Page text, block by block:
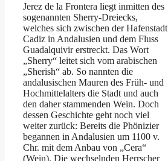
Jerez de la Frontera liegt inmitten des
sogenannten Sherry-Dreiecks,
welches sich zwischen der Hafenstadt
Cadiz in Andalusien und dem Fluss
Guadalquivir erstreckt. Das Wort
„Sherry“ leitet sich vom arabischen
„Sherish“ ab. So nannten die
andalusischen Mauren des Früh- und
Hochmittelalters die Stadt und auch
den daher stammenden Wein. Doch
dessen Geschichte geht noch viel
weiter zurück: Bereits die Phönizier
begannen in Andalusien um 1100 v.
Chr. mit dem Anbau von „Cera“
(Wein). Die wechselnden Herrscher